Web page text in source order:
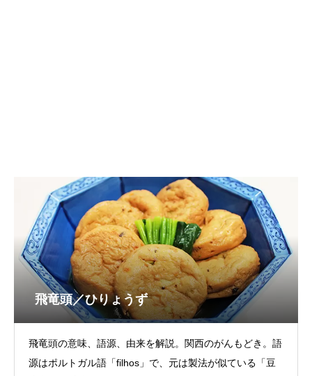
飛竜頭／ひりょうず
飛竜頭の意味、語源、由来を解説。関西のがんもどき。語
源はポルトガル語「filhos」で、元は製法が似ている「豆